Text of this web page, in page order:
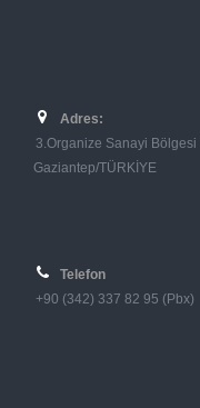
Adres:
3.Organize Sanayi Bölgesi
Gaziantep/TÜRKİYE
Telefon
+90 (342) 337 82 95 (Pbx)